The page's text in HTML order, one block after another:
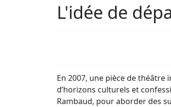
L'idée de
En 2007, une pièce de théâtre
d’horizons culturels et
Rambaud, pour aborder des